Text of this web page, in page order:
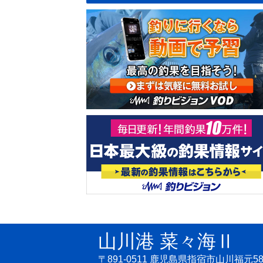
山川港 菜々海Ⅱ
〒891-0511 鹿児島県指宿市山川福元